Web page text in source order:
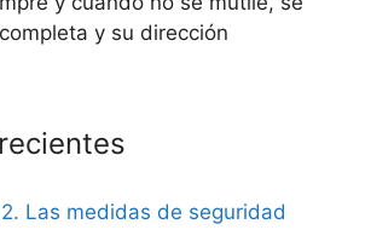
y su dirección
Las medidas de seguridad